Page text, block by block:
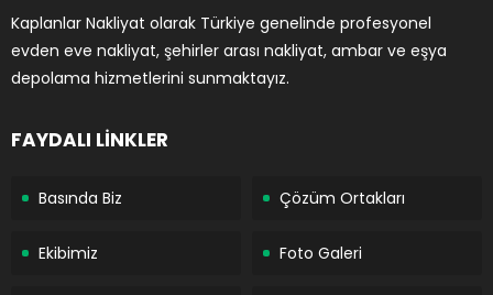
Kaplanlar Nakliyat olarak Türkiye genelinde profesyonel
evden eve nakliyat, şehirler arası nakliyat, ambar ve eşya
depolama hizmetlerini sunmaktayız.
FAYDALI LİNKLER
Basında Biz Çözüm Ortakları
Ekibimiz Foto Galeri